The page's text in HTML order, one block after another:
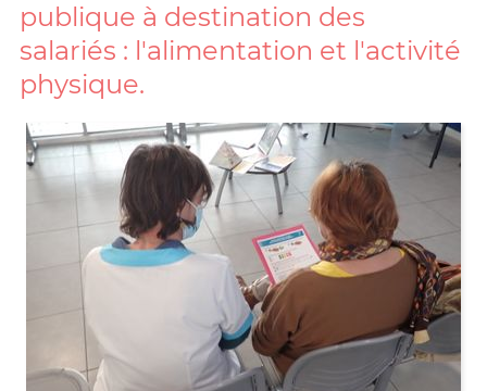
publique à destination des
salariés : l'alimentation et l'activité
physique.